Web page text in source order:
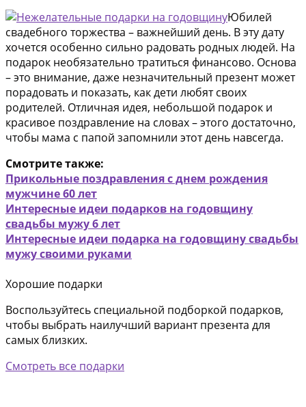
Юбилей
свадебного торжества – важнейший день. В эту дату
хочется особенно сильно радовать родных людей. На
подарок необязательно тратиться финансово. Основа
– это внимание, даже незначительный презент может
порадовать и показать, как дети любят своих
родителей. Отличная идея, небольшой подарок и
красивое поздравление на словах – этого достаточно,
чтобы мама с папой запомнили этот день навсегда.
Смотрите также:
Прикольные поздравления с днем рождения
мужчине 60 лет
Интересные идеи подарков на годовщину
свадьбы мужу 6 лет
Интересные идеи подарка на годовщину свадьбы
мужу своими руками
Хорошие подарки
Воспользуйтесь специальной подборкой подарков,
чтобы выбрать наилучший вариант презента для
самых близких.
Смотреть все подарки